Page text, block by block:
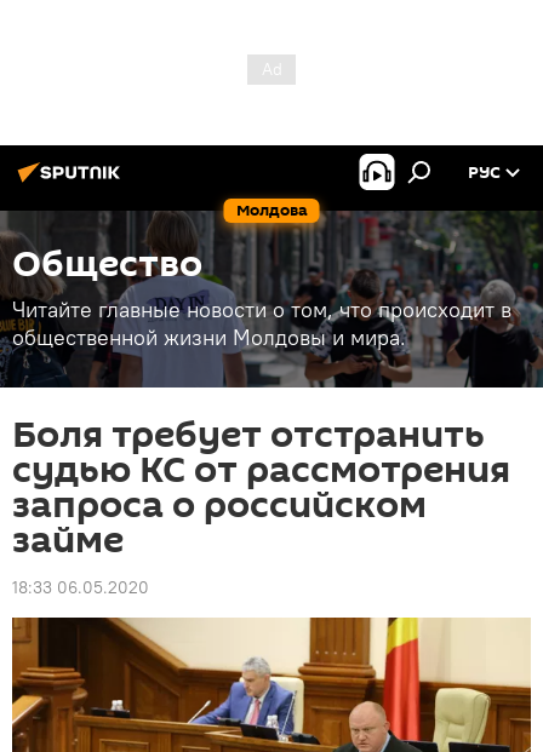
Молдова
РУС
Общество
Читайте главные новости о том, что происходит в
общественной жизни Молдовы и мира.
Боля требует отстранить
судью КС от рассмотрения
запроса о российском
займе
18:33 06.05.2020